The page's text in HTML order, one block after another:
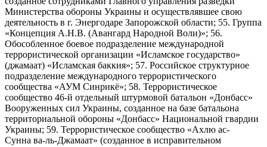
Министерства обороны Украины и осуществлявшее свою
деятельность в г. Энергодаре Запорожской области; 55. Группа
«Концепция А.Н.В. (Авангард Народной Воли)»; 56.
Обособленное боевое подразделение международной
террористической организации «Исламское государство»
(джамаат) «Исламская баккия»; 57. Российское структурное
подразделение международного террористического
сообщества «АУМ Синрикё»; 58. Террористическое
сообщество 46-й отдельный штурмовой батальон «Донбасс»
Вооруженных сил Украины, созданное на базе батальона
территориальной обороны «Донбасс» Национальной гвардии
Украины; 59. Террористическое сообщество «Ахлю ас-
Сунна ва-ль-Джамаат» (созданное в исправительном